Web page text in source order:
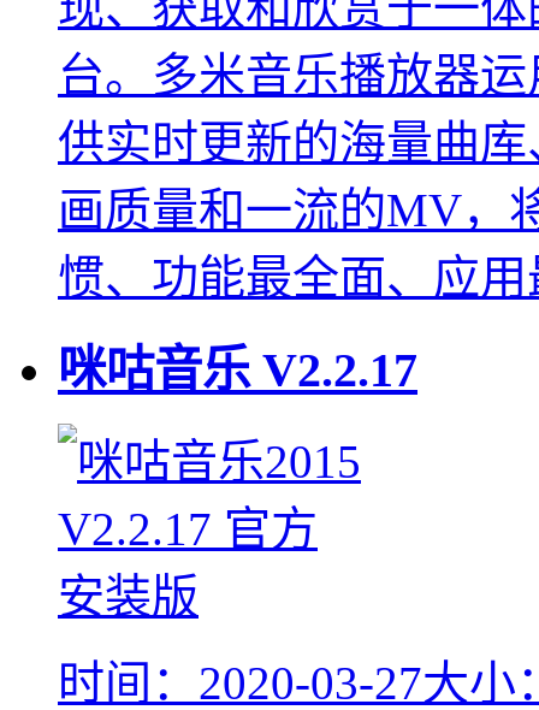
台。多米音乐播放器
供实时更新的海量曲
画质量和一流的MV，
惯、功能最全面、应用
咪咕音乐 V2.2.17
时间：2020-03-27大小